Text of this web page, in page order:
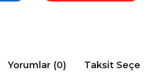
Yorumlar (0) Taksit